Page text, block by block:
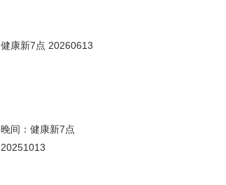
健康新7点 20260613
晚间：健康新7点
20251013